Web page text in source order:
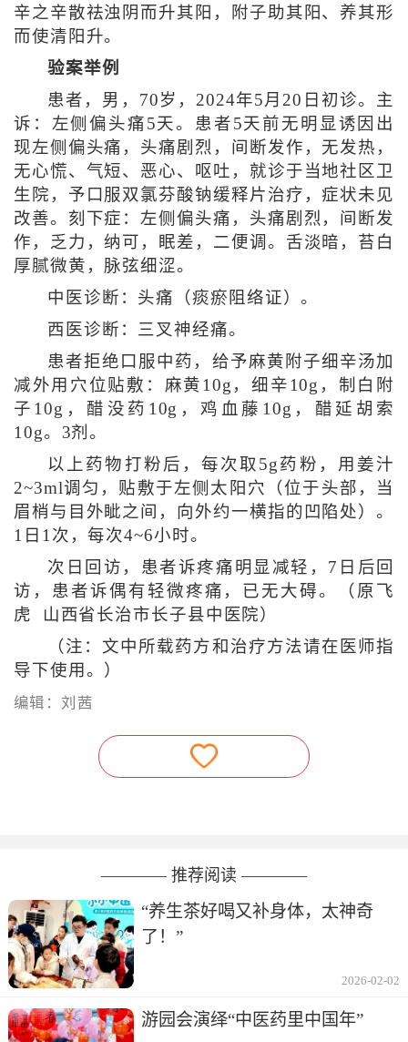
辛之辛散祛浊阴而升其阳，附子助其阳、养其形
而使清阳升。
验案举例
患者，男，70岁，2024年5月20日初诊。主
诉：左侧偏头痛5天。患者5天前无明显诱因出
现左侧偏头痛，头痛剧烈，间断发作，无发热，
无心慌、气短、恶心、呕吐，就诊于当地社区卫
生院，予口服双氯芬酸钠缓释片治疗，症状未见
改善。刻下症：左侧偏头痛，头痛剧烈，间断发
作，乏力，纳可，眠差，二便调。舌淡暗，苔白
厚腻微黄，脉弦细涩。
中医诊断：头痛（痰瘀阻络证）。
西医诊断：三叉神经痛。
患者拒绝口服中药，给予麻黄附子细辛汤加
减外用穴位贴敷：麻黄10g，细辛10g，制白附
子10g，醋没药10g，鸡血藤10g，醋延胡索
10g。3剂。
以上药物打粉后，每次取5g药粉，用姜汁
2~3ml调匀，贴敷于左侧太阳穴（位于头部，当
眉梢与目外眦之间，向外约一横指的凹陷处）。
1日1次，每次4~6小时。
次日回访，患者诉疼痛明显减轻，7日后回
访，患者诉偶有轻微疼痛，已无大碍。（原飞
虎 山西省长治市长子县中医院）
（注：文中所载药方和治疗方法请在医师指
导下使用。）
编辑：刘茜
———— 推荐阅读 ————
“养生茶好喝又补身体，太神奇
了！”
2026-02-02
游园会演绎“中医药里中国年”